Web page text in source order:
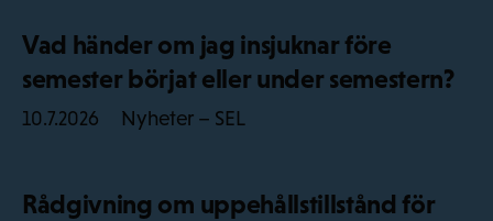
Vad händer om jag insjuknar före
semester börjat eller under semestern?
10.7.2026 Nyheter – SEL
Rådgivning om uppehållstillstånd för